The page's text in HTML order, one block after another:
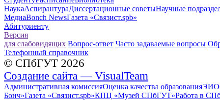
НаукаАспирантураДиссертационные советыНаучные
МедиаBonch NewsГазета «Связист.spb»
Абитуриенту
Версия
для слабовидящих Вопрос-ответ Часто задаваемые вопросы
Телефонный справочник
© СПбГУТ 2026
Создание сайта — VisualTeam
Административная комиссияОценка качества образования
Бонч»Газета «Связист.spb»КПЦ «Музей СПбГУТ»Работа в